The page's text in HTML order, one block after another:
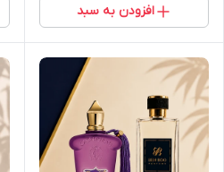
افزودن به سبد